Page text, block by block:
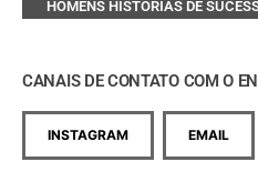
HOMENS HISTÓRIAS DE
CANAIS DE CONTATO COM O
INSTAGRAM EMAIL